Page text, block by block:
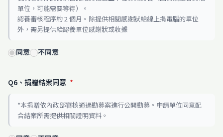
單位，可能需要等待）。
認養審核程序約 2 個月。除提供相關感謝狀給線上捐電腦的單位
外，需另提供給認養單位感謝狀或收據
同意 不同意
Q6、捐贈結案同意 *
*本捐贈依內政部審核通過勸募案進行公開勸募。申請單位同意配
合結案所需提供相關證明資料。